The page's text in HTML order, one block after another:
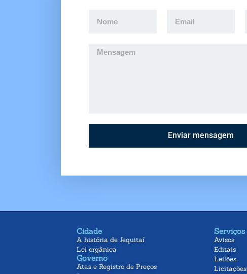
Enviar mensagem
Cidade
A história de Jequitaí
Lei orgânica
Governo
Atas e Registro de Preços
Serviços
Avisos
Editais
Leilões
Licitações